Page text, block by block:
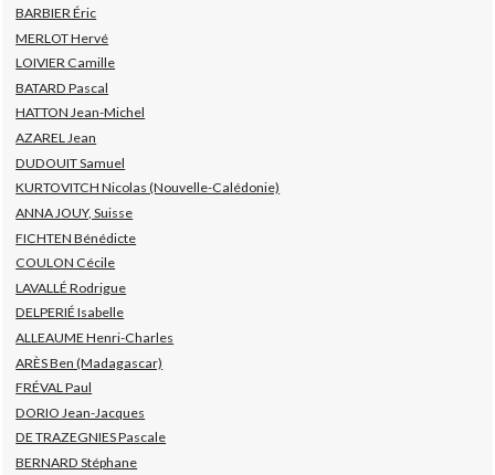
BARBIER Éric
MERLOT Hervé
LOIVIER Camille
BATARD Pascal
HATTON Jean-Michel
AZAREL Jean
DUDOUIT Samuel
KURTOVITCH Nicolas (Nouvelle-Calédonie)
ANNA JOUY, Suisse
FICHTEN Bénédicte
COULON Cécile
LAVALLÉ Rodrigue
DELPERIÉ Isabelle
ALLEAUME Henri-Charles
ARÈS Ben (Madagascar)
FRÉVAL Paul
DORIO Jean-Jacques
DE TRAZEGNIES Pascale
BERNARD Stéphane